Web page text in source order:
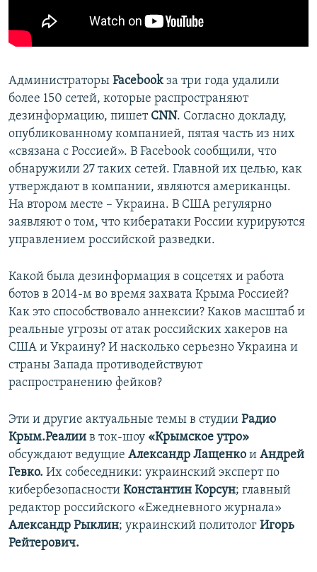
ПОБЕДИТЕЛЕЙ НЕ СУДЯТ?
КРЫМ.НЕПОКОРЕННЫЙ
УКРАИНСКАЯ ПРОБЛЕМА КРЫМА
ПРИСОЕДИНЯЙТЕСЬ!
Все сайты RFE/RL
Администраторы Facebookза три года удалили
более 150 сетей, которые распространяют
дезинформацию, пишет CNN. Согласно докладу,
опубликованному компанией, пятая часть из них
«связана с Россией». В Facebook сообщили, что
обнаружили 27 таких сетей. Главной их целью, как
утверждают в компании, являются американцы.
На втором месте – Украина. В США регулярно
заявляют о том, что кибератаки России курируются
управлением российской разведки.
Какой была дезинформация в соцсетях и работа
ботов в 2014-м во время захвата Крыма Россией?
Как это способствовало аннексии? Каков масштаб и
реальные угрозы от атак российских хакеров на
США и Украину? И насколько серьезно Украина и
страны Запада противодействуют
распространению фейков?
Эти и другие актуальные темы в студии Радио
Крым.Реалии в ток-шоу «Крымское утро»
обсуждают ведущие Александр Лащенко и Андрей
Гевко. Их собеседники: украинский эксперт по
кибербезопасности Константин Корсун; главный
редактор российского «Ежедневного журнала»
Александр Рыклин; украинский политолог Игорь
Рейтерович.